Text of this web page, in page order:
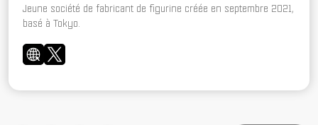
Jeune société de fabricant de figurine créée en septembre 2021,
basé à Tokyo.